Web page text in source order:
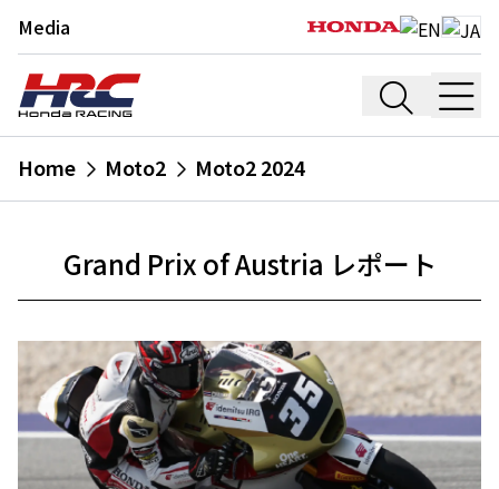
Media
Home Moto2 Moto2 2024
Grand Prix of Austria レポート